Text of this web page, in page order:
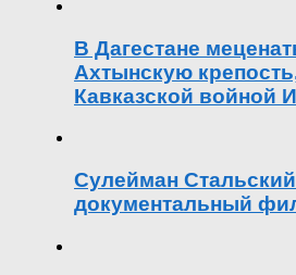
В Дагестане
Ахтынскую
Кавказской войной
Сулейман
документальный